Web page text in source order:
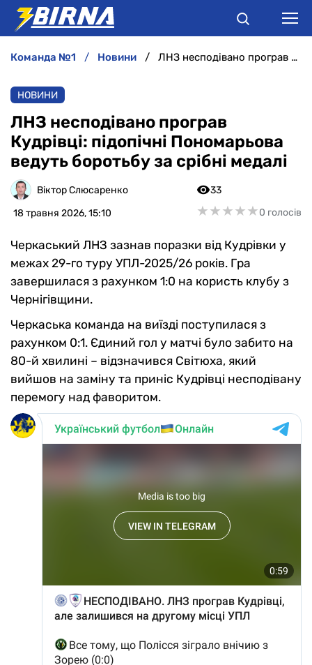
АНАЛІТИКА
ІНТЕРВ'Ю
РІЗНЕ
БУКМЕКЕРИ
команда №1 новини ЛНЗ несподівано програв Кудрівці: підопічні Пономарьова ведуть боротьбу за срібні медалі
НОВИНИ
ЛНЗ несподівано програв
Кудрівці: підопічні Пономарьова
ведуть боротьбу за срібні медалі
Віктор Слюсаренко
18 травня 2026, 15:10
33
★★★★★
★★★★★0 голосів
Черкаський ЛНЗ зазнав поразки від Кудрівки у
межах 29-го туру УПЛ-2025/26 років. Гра
завершилася з рахунком 1:0 на користь клубу з
Чернігівщини.
Черкаська команда на виїзді поступилася з
рахунком 0:1. Єдиний гол у матчі було забито на
80-й хвилині – відзначився Світюха, який
вийшов на заміну та приніс Кудрівці несподівану
перемогу над фаворитом.